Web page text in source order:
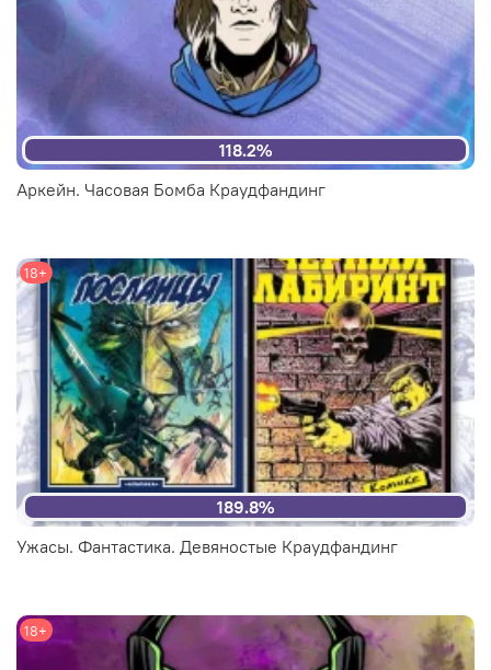
118.2%
Аркейн. Часовая Бомба Краудфандинг
189.8%
18+
Ужасы. Фантастика. Девяностые Краудфандинг
18+